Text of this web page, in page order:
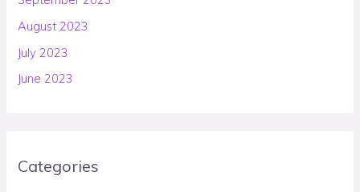
August 2023
July 2023
June 2023
Categories